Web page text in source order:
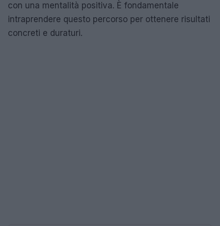
con una mentalità positiva. È fondamentale
intraprendere questo percorso per ottenere risultati
concreti e duraturi.